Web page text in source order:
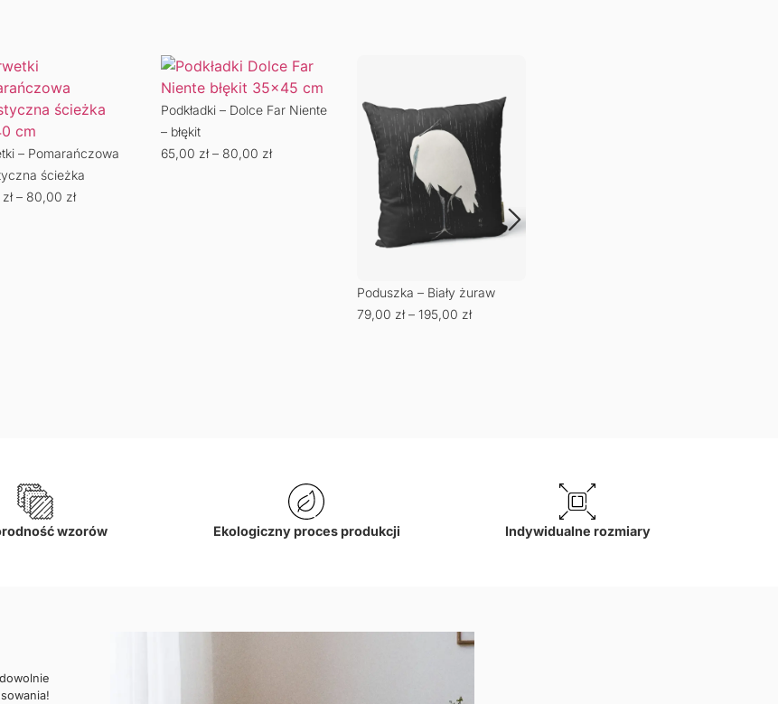
– Pomarańczowa
ścieżka
zł – 80,00 zł
Podkładki – Dolce Far Niente
– błękit
65,00 zł – 80,00 zł
Poduszka – Biały żuraw
79,00 zł – 195,00 zł
wzorów Ekologiczny proces produkcji Indywidualne rozmiary